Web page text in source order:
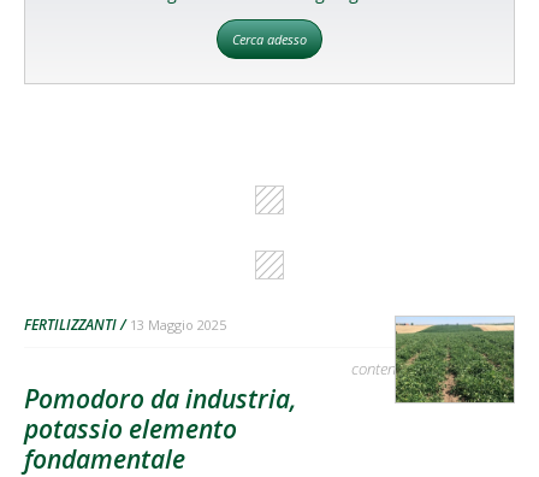
Cerca adesso
FERTILIZZANTI 13 Maggio 2025
contenuto sponsorizzato
Pomodoro da industria,
potassio elemento
fondamentale